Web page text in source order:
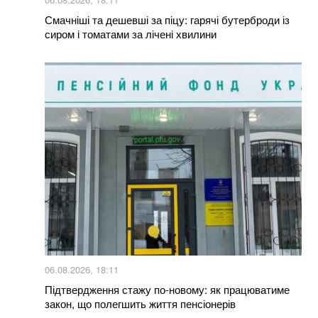
Смачніші та дешевші за піцу: гарячі бутерброди із
сиром і томатами за лічені хвилини
06.08.2026, 18:11
Підтвердження стажу по-новому: як працюватиме
закон, що полегшить життя пенсіонерів